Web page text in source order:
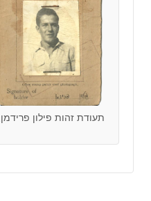
תעודת זהות פילון פרידמן, 1945